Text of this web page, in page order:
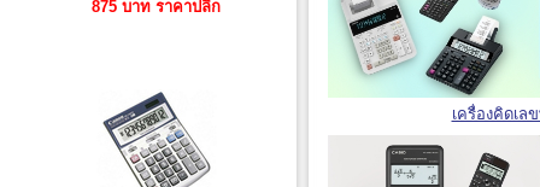
875 บาท ราคาปลีก
เครื่องคิดเล